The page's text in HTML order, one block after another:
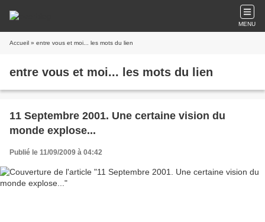
MENU
Accueil » entre vous et moi... les mots du lien
entre vous et moi... les mots du lien
11 Septembre 2001. Une certaine vision du
monde explose...
Publié le 11/09/2009 à 04:42